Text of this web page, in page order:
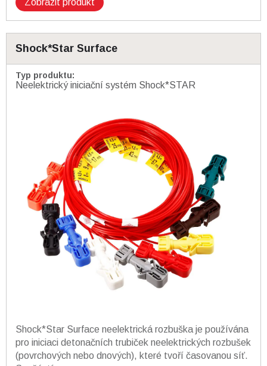
Shock*Star Surface
Typ produktu:
Neelektrický iniciační systém Shock*STAR
Shock*Star Surface neelektrická rozbuška je používána
pro iniciaci detonačních trubiček neelektrických rozbušek
(povrchových nebo dnových), které tvoří časovanou síť.